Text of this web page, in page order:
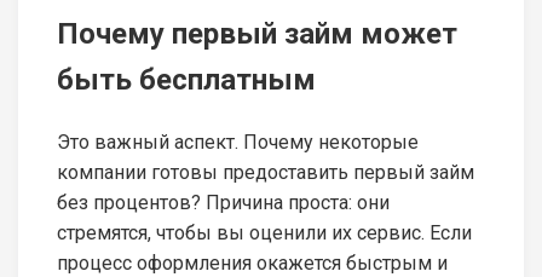
Почему первый займ может
быть бесплатным
Это важный аспект. Почему некоторые
компании готовы предоставить первый займ
без процентов? Причина проста: они
стремятся, чтобы вы оценили их сервис. Если
процесс оформления окажется быстрым и